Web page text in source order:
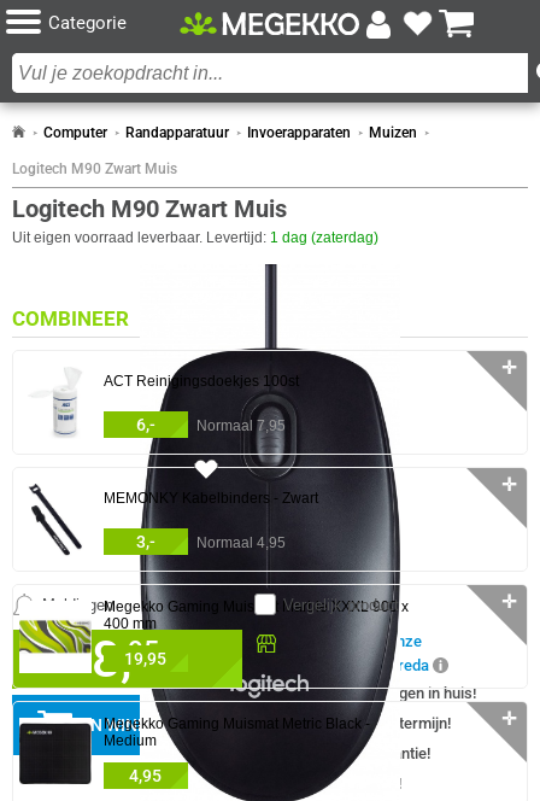
Categorie
Computer Randapparatuur Invoerapparaten Muizen
Logitech M90 Zwart Muis
Logitech M90 Zwart Muis
Uit eigen voorraad leverbaar. Levertijd: 1 dag (zaterdag)
13x
8,95
IN WINKELMAND
Beschikbaar in onze
Megekko Shop Breda
✓ Nu bestellen morgen in huis!
✓ 30 dagen bedenktermijn!
24 maanden garantie!
Achteraf betalen!
Vergelijk product
Meldingen
COMBINEER
ACT Reinigingsdoekjes 100st
6,- Normaal 7,95
✛
MEMONKY Kabelbinders - Zwart
3,- Normaal 4,95
✛
Megekko Gaming Muismat Marble XXXL 900 x
400 mm
19,95
✛
Megekko Gaming Muismat Metric Black -
Medium
4,95
✛